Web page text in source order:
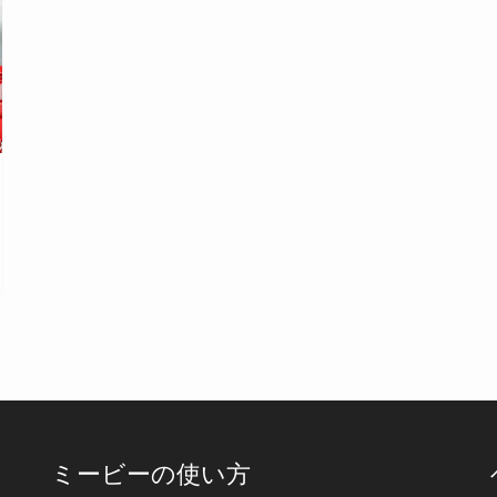
ミービーの使い方